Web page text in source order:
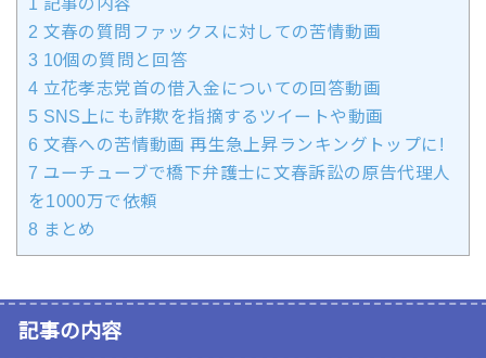
1 記事の内容
2 文春の質問ファックスに対しての苦情動画
3 10個の質問と回答
4 立花孝志党首の借入金についての回答動画
5 SNS上にも詐欺を指摘するツイートや動画
6 文春への苦情動画 再生急上昇ランキングトップに!
7 ユーチューブで橋下弁護士に文春訴訟の原告代理人
を1000万で依頼
8 まとめ
記事の内容